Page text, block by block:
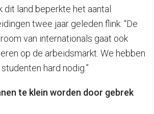
dit land beperkte het aantal
twee jaar geleden flink: “De
van internationals gaat ook
op de arbeidsmarkt. We hebben
hard nodig.”
te klein worden door gebrek